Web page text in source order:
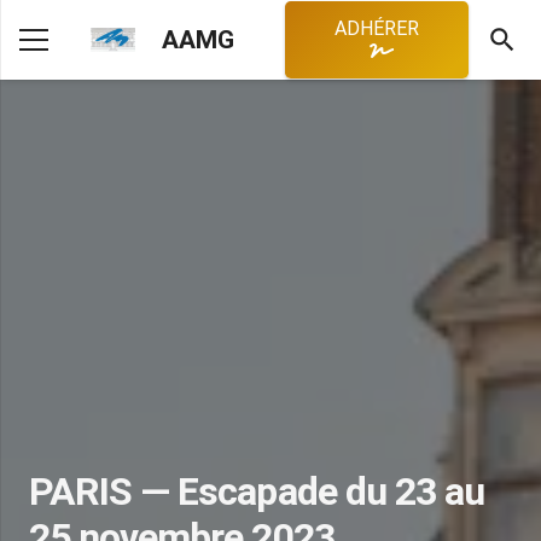
AAMG ADHÉRER search
PARIS — Escapade du 23 au